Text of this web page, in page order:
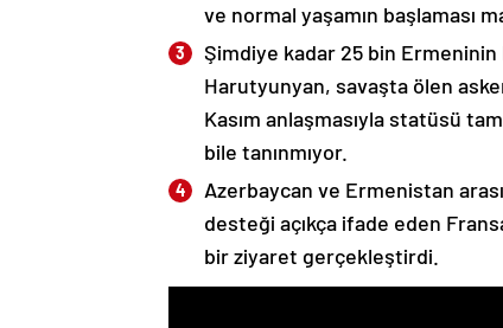
ve normal yaşamın başlaması
Şimdiye kadar 25 bin Ermeninin
Harutyunyan, savaşta ölen
Kasım anlaşmasıyla statüsü
bile tanınmıyor.
Azerbaycan ve Ermenistan
desteği açıkça ifade eden
bir ziyaret gerçekleştirdi.